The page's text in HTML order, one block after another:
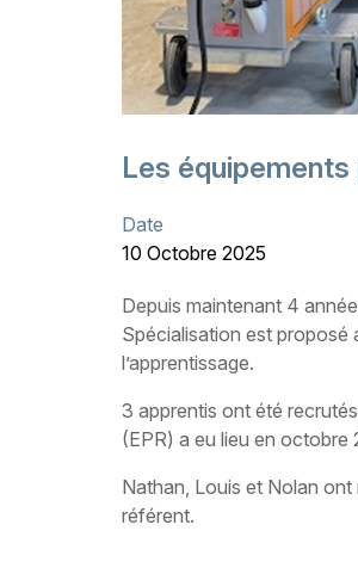
Les
Date
10 Octobre 2025
Depuis maintenant 4
Spécialisation est proposé
l’apprentissage.
3 apprentis ont été
(EPR) a eu lieu en octobre
Nathan, Louis et Nolan
référent.